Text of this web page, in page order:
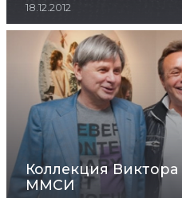
18.12.2012
Коллекция
ММСИ